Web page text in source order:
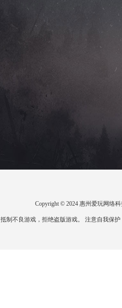
Copyright © 2024 惠州爱玩网络
抵制不良游戏，拒绝盗版游戏。 注意自我保